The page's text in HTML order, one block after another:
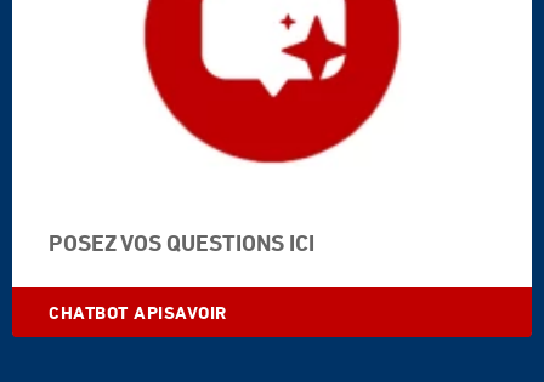
POSEZ VOS QUESTIONS ICI
CHATBOT APISAVOIR